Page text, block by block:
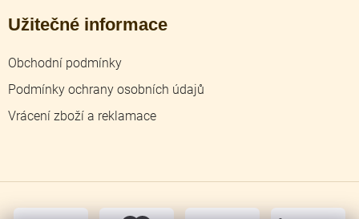
Užitečné informace
Obchodní podmínky
Podmínky ochrany osobních údajů
Vrácení zboží a reklamace